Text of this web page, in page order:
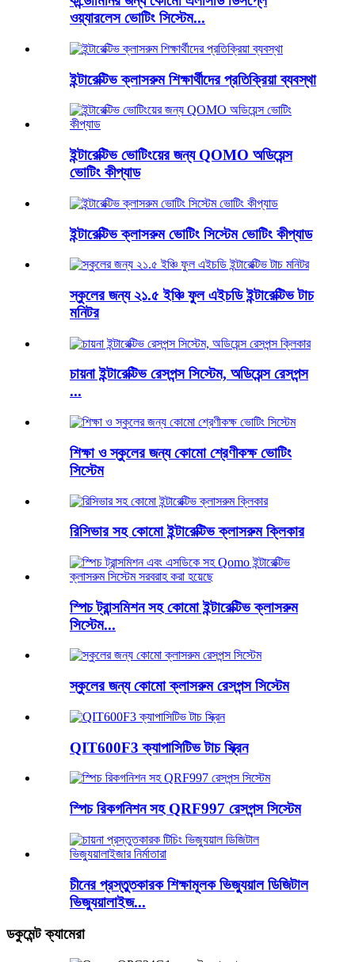
ওয়্যারলেস ভোটিং সিস্টেম...
ইন্টারেক্টিভ ক্লাসরুম শিক্ষার্থীদের প্রতিক্রিয়া ব্যবস্থা
ইন্টারেক্টিভ ভোটিংয়ের জন্য QOMO অডিয়েন্স
ভোটিং কীপ্যাড
ইন্টারেক্টিভ ক্লাসরুম ভোটিং সিস্টেম ভোটিং কীপ্যাড
স্কুলের জন্য ২১.৫ ইঞ্চি ফুল এইচডি ইন্টারেক্টিভ টাচ
মনিটর
চায়না ইন্টারেক্টিভ রেসপন্স সিস্টেম, অডিয়েন্স রেসপন্স
...
শিক্ষা ও স্কুলের জন্য কোমো শ্রেণীকক্ষ ভোটিং
সিস্টেম
রিসিভার সহ কোমো ইন্টারেক্টিভ ক্লাসরুম ক্লিকার
স্পিচ ট্রান্সমিশন সহ কোমো ইন্টারেক্টিভ ক্লাসরুম
সিস্টেম...
স্কুলের জন্য কোমো ক্লাসরুম রেসপন্স সিস্টেম
QIT600F3 ক্যাপাসিটিভ টাচ স্ক্রিন
স্পিচ রিকগনিশন সহ QRF997 রেসপন্স সিস্টেম
চীনের প্রস্তুতকারক শিক্ষামূলক ভিজ্যুয়াল ডিজিটাল
ভিজ্যুয়ালাইজ...
ডকুমেন্ট ক্যামেরা